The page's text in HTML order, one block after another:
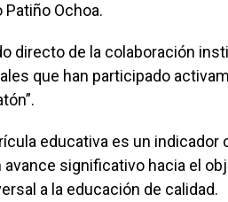
Patiño Ochoa.
directo de la colaboración
que han participado
educativa es un indicador
avance significativo hacia el
a la educación de calidad.